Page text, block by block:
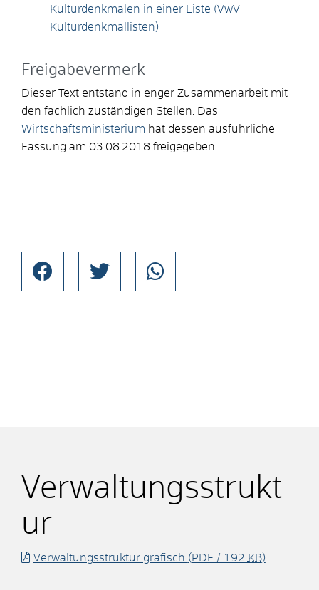
Kulturdenkmalen in einer Liste (VwV-
Kulturdenkmallisten)
Freigabevermerk
Dieser Text entstand in enger Zusammenarbeit mit
den fachlich zuständigen Stellen. Das
Wirtschaftsministerium hat dessen ausführliche
Fassung am 03.08.2018 freigegeben.
Verwaltungsstrukt
ur
Verwaltungsstruktur grafisch (PDF / 192 KB)